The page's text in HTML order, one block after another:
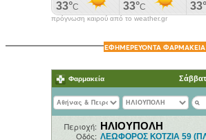
πρόγνωση καιρού από το weather.gr
ΕΦΗΜΕΡΕΥΟΝΤΑ ΦΑΡΜΑΚΕΙΑ